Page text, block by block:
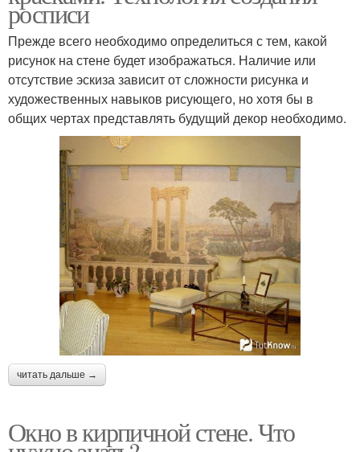
росписи
Прежде всего необходимо определиться с тем, какой
рисунок на стене будет изображаться. Наличие или
отсутствие эскиза зависит от сложности рисунка и
художественных навыков рисующего, но хотя бы в
общих чертах представлять будущий декор необходимо.
читать дальше →
Окно в кирпичной стене. Что